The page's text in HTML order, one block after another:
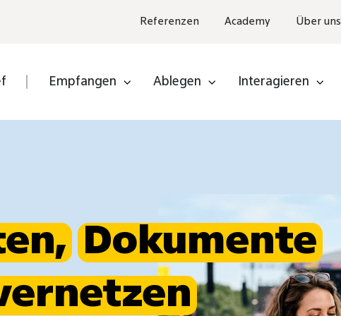
Referenzen Academy Über uns
Empfangen Ablegen Interagieren
Dokumente